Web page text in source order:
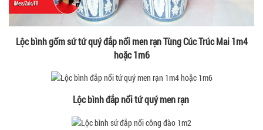
Lộc bình gốm sứ tứ quý đắp nổi men rạn Tùng Cúc Trúc Mai 1m4
hoặc 1m6
Lộc bình đắp nổi tứ quý men rạn